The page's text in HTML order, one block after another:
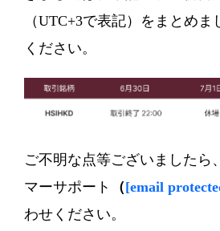
（UTC+3で表記）をまとめ
ください。
ご不明な点等ございましたら
マーサポート
（[email
わせください。